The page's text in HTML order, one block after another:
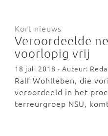
Kort nieuws
Veroordeelde
voorlopig vrij
18 juli 2018 - Auteur:
Ralf Wohlleben, die
veroordeeld in het
terreurgroep NSU,